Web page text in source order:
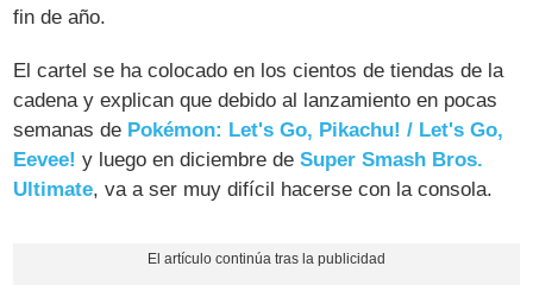
fin de año.
El cartel se ha colocado en los cientos de tiendas de la
cadena y explican que debido al lanzamiento en pocas
semanas de Pokémon: Let's Go, Pikachu! / Let's Go,
Eevee! y luego en diciembre deSuper Smash Bros.
Ultimate, va a ser muy difícil hacerse con la consola.